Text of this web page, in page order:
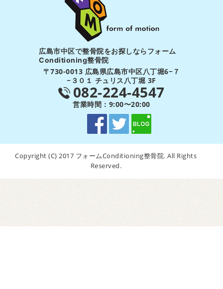
広島市中区で整骨院をお探しならフォーム
Conditioning整骨院
〒730-0013 広島県広島市中区八丁堀6−７
−３０１ チュリス八丁堀 3F
082-224-4547
営業時間：9:00〜20:00
Copyright (C) 2017 フォームConditioning整骨院. All Rights
Reserved.